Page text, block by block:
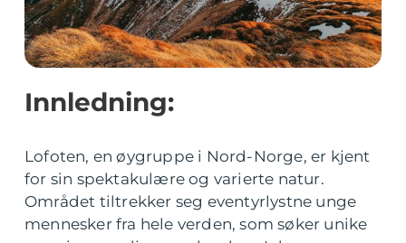
Innledning:
Lofoten, en øygruppe i Nord-Norge, er kjent
for sin spektakulære og varierte natur.
Området tiltrekker seg eventyrlystne unge
mennesker fra hele verden, som søker unike